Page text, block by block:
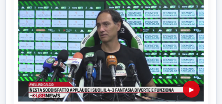
▶